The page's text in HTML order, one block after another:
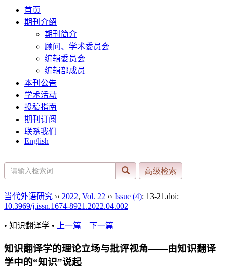
首页
期刊介绍
期刊简介
顾问、学术委员会
编辑委员会
编辑部成员
本刊公告
学术活动
投稿指南
期刊订阅
联系我们
English
当代外语研究 ›› 2022, Vol. 22 ›› Issue (4): 13-21.doi:
10.3969/j.issn.1674-8921.2022.04.002
• 知识翻译学 • 上一篇 下一篇
知识翻译学的理论立场与批评视角——由知识翻译
学中的“知识”说起